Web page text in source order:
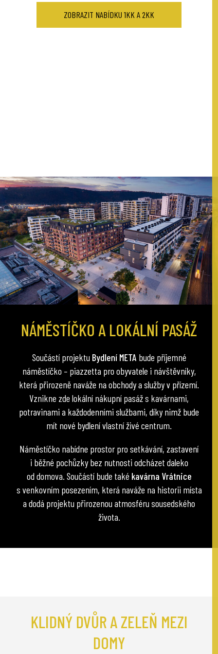
ZOBRAZIT NABÍDKU 1KK A 2KK
ZOBRAZIT NABÍDKU VĚTŠÍCH BYTŮ
pro ranní kávu, odpočinek, práci na čerstvém vzduchu, dětské
hry nebo posezení s přáteli. Díky výměrám až191,8 m²
NABÍDKA JEDNOTEK ETAPY 1
NÁMĚSTÍČKO A LOKÁLNÍ PASÁŽ
Součástí projektu Bydlení META bude příjemné
náměstíčko – piazzetta pro obyvatele i návštěvníky,
která přirozeně naváže na obchody a služby v přízemí.
Vznikne zde lokální nákupní pasáž s kavárnami,
potravinami a každodenními službami, díky nimž bude
mít nové bydlení vlastní živé centrum.
Náměstíčko nabídne prostor pro setkávání, zastavení
i běžné pochůzky bez nutnosti odcházet daleko
od domova. Součástí bude také kavárna Vrátnice
s venkovním posezením, která naváže na historii místa
a dodá projektu přirozenou atmosféru sousedského
života.
KLIDNÝ DVŮR A ZELEŇ MEZI
DOMY